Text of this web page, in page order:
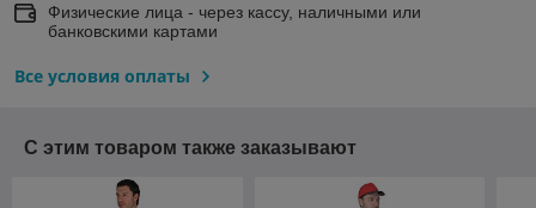
Физические лица - через кассу, наличными или
банковскими картами
Все условия оплаты
С этим товаром также заказывают